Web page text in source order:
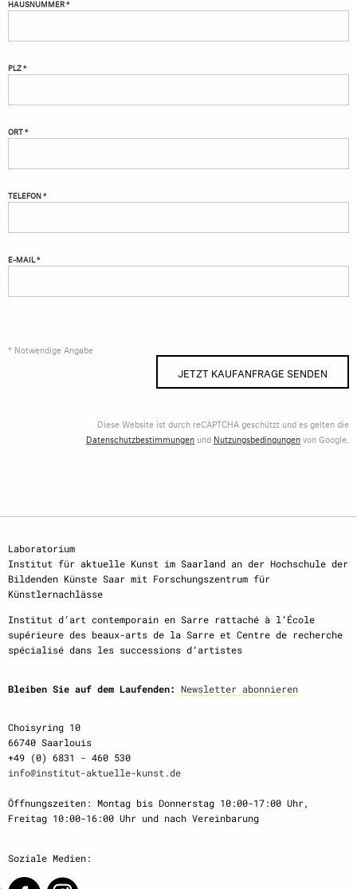
HAUSNUMMER *
PLZ *
ORT *
TELEFON *
E-MAIL *
* Notwendige Angabe
JETZT KAUFANFRAGE SENDEN
Diese Website ist durch reCAPTCHA geschützt und es gelten die
Datenschutzbestimmungen und Nutzungsbedingungenvon Google.
Laboratorium
Institut für aktuelle Kunst im Saarland an der Hochschule der
Bildenden Künste Saar mit Forschungszentrum für
Künstlernachlässe
Institut d‘art contemporain en Sarre rattaché à l‘École
supérieure des beaux-arts de la Sarre et Centre de recherche
spécialisé dans les successions d‘artistes
Bleiben Sie auf dem Laufenden: Newsletter abonnieren
Choisyring 10
66740 Saarlouis
+49 (0) 6831 - 460 530
info@institut-aktuelle-kunst.de
Öffnungszeiten: Montag bis Donnerstag 10:00-17:00 Uhr,
Freitag 10:00-16:00 Uhr und nach Vereinbarung
Soziale Medien: